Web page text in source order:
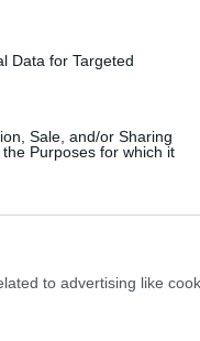
Data for Targeted
Sale, and/or Sharing
Purposes for which it
to advertising like
Ádám, a
győzött
64
meg
egyesületünk
hat helyett öt
meg, listáról egy